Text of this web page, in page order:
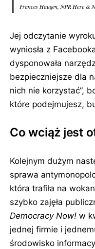
Frances Haugen, NPR Here &
Jej odczytanie
wyniosła z
dysponowała
bezpieczniejsze dla
nich nie korzystać ,
które podejmujesz,
Co wciąż jest
Kolejnym dużym
sprawa
która trafiła na
szybko zajęła
Democracy Now! w
jednej firmie i
środowisko